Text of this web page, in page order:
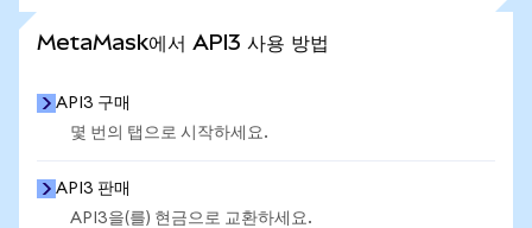
MetaMask에서 API3 사용 방법
API3 구매
몇 번의 탭으로 시작하세요.
API3 판매
API3을(를) 현금으로 교환하세요.